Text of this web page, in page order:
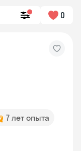
0
7 лет опыта